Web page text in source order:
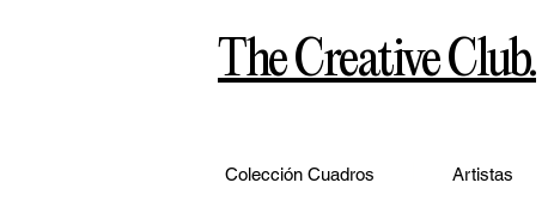
The Creative Club.
Colección Cuadros Artistas